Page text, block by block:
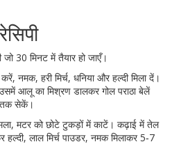
30 मिनट में तैयार हो जाएँ।
नमक, हरी मिर्च, धनिया और हल्दी मिला दें।
आलू का मिश्रण डालकर गोल पराठा बेलें
तक सेकें।
मटर को छोटे टुकड़ों में काटें। कढ़ाई में तेल
हल्दी, लाल मिर्च पाउडर, नमक मिलाकर 5‑7